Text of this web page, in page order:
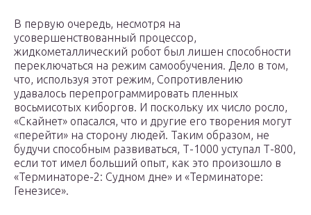
В первую очередь, несмотря на
усовершенствованный процессор,
жидкометаллический робот был лишен способности
переключаться на режим самообучения. Дело в том,
что, используя этот режим, Сопротивлению
удавалось перепрограммировать пленных
восьмисотых киборгов. И поскольку их число росло,
«Скайнет» опасался, что и другие его творения могут
«перейти» на сторону людей. Таким образом, не
будучи способным развиваться, Т-1000 уступал Т-800,
если тот имел больший опыт, как это произошло в
«Терминаторе-2: Судном дне» и «Терминаторе:
Генезисе».